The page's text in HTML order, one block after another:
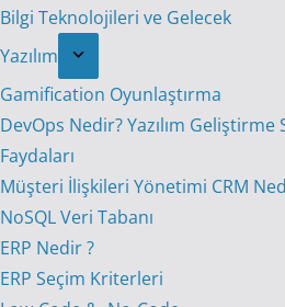
Bilgi Teknolojileri ve Gelecek
Yazılım
Gamification Oyunlaştırma
DevOps Nedir? Yazılım
Faydaları
Müşteri İlişkileri Yönetimi CRM
NoSQL Veri Tabanı
ERP Nedir ?
ERP Seçim Kriterleri